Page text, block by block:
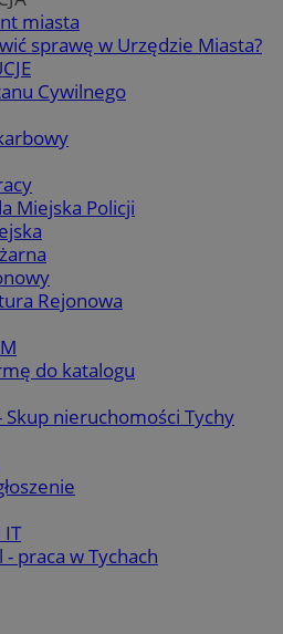
miasta
sprawę w Urzędzie Miasta?
Cywilnego
Miejska Policji
Rejonowa
do katalogu
Skup nieruchomości Tychy
- praca w Tychach